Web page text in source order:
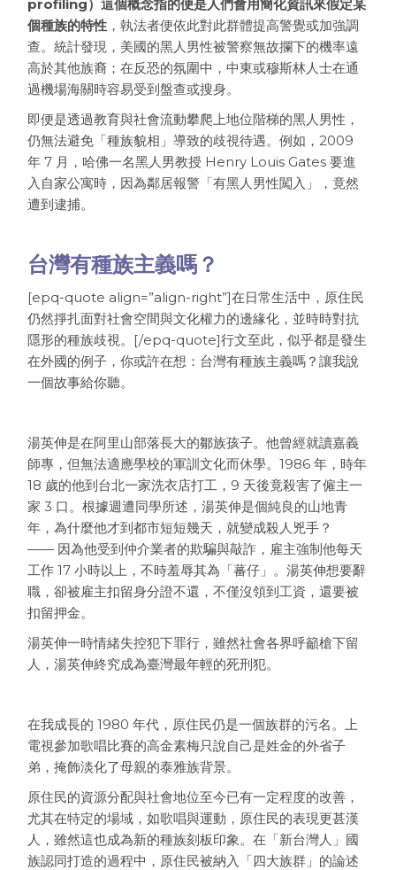
profiling）這個概念指的便是人們會用簡化資訊來假定某
個種族的特性 ，執法者便依此對此群體提高警覺或加強調
查。統計發現，美國的黑人男性被警察無故攔下的機率遠
高於其他族裔；在反恐的氛圍中，中東或穆斯林人士在通
過機場海關時容易受到盤查或搜身。
即便是透過教育與社會流動攀爬上地位階梯的黑人男性，
仍無法避免「種族貌相」導致的歧視待遇。例如，2009
年 7 月，哈佛一名黑人男教授 Henry Louis Gates 要進
入自家公寓時，因為鄰居報警「有黑人男性闖入」，竟然
遭到逮捕。
台灣有種族主義嗎？
[epq-quote align=”align-right”]在日常生活中，原住民
仍然掙扎面對社會空間與文化權力的邊緣化，並時時對抗
隱形的種族歧視。[/epq-quote]行文至此，似乎都是發生
在外國的例子，你或許在想：台灣有種族主義嗎？讓我說
一個故事給你聽。
湯英伸是在阿里山部落長大的鄒族孩子。他曾經就讀嘉義
師專，但無法適應學校的軍訓文化而休學。1986 年，時年
18 歲的他到台北一家洗衣店打工，9 天後竟殺害了僱主一
家 3 口。根據週遭同學所述，湯英伸是個純良的山地青
年，為什麼他才到都市短短幾天，就變成殺人兇手？
—— 因為他受到仲介業者的欺騙與敲詐，雇主強制他每天
工作 17 小時以上，不時羞辱其為「蕃仔」。湯英伸想要辭
職，卻被雇主扣留身分證不還，不僅沒領到工資，還要被
扣留押金。
湯英伸一時情緒失控犯下罪行，雖然社會各界呼籲槍下留
人，湯英伸終究成為臺灣最年輕的死刑犯。
在我成長的 1980 年代，原住民仍是一個族群的污名。上
電視參加歌唱比賽的高金素梅只說自己是姓金的外省子
弟，掩飾淡化了母親的泰雅族背景。
原住民的資源分配與社會地位至今已有一定程度的改善，
尤其在特定的場域，如歌唱與運動，原住民的表現更甚漢
人，雖然這也成為新的種族刻板印象。在「新台灣人」國
族認同打造的過程中，原住民被納入「四大族群」的論述